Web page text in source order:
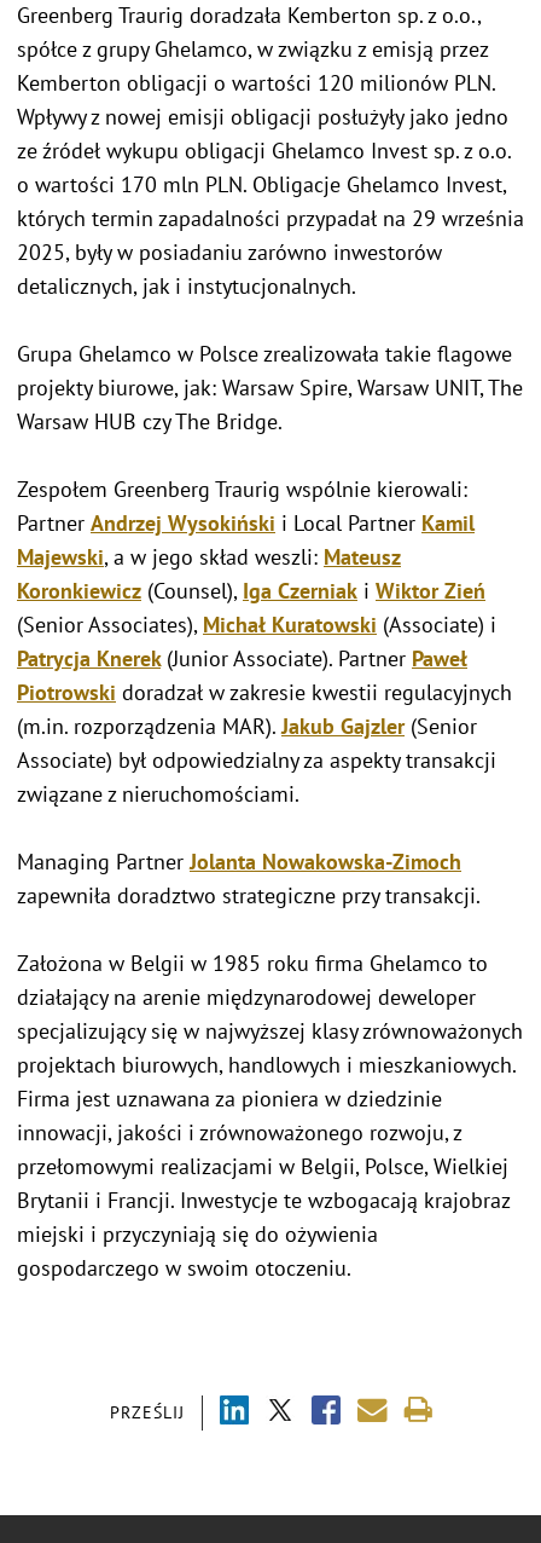
PRZEŚLIJ
Greenberg Traurig doradzała Kemberton sp. z o.o.,
spółce z grupy Ghelamco, w związku z emisją przez
Kemberton obligacji o wartości 120 milionów PLN.
Wpływy z nowej emisji obligacji posłużyły jako jedno
ze źródeł wykupu obligacji Ghelamco Invest sp. z o.o.
o wartości 170 mln PLN. Obligacje Ghelamco Invest,
których termin zapadalności przypadał na 29 września
2025, były w posiadaniu zarówno inwestorów
detalicznych, jak i instytucjonalnych.
Grupa Ghelamco w Polsce zrealizowała takie flagowe
projekty biurowe, jak: Warsaw Spire, Warsaw UNIT, The
Warsaw HUB czy The Bridge.
Zespołem Greenberg Traurig wspólnie kierowali:
Partner Andrzej Wysokiński i Local Partner Kamil
Majewski, a w jego skład weszli: Mateusz
Koronkiewicz (Counsel), Iga Czerniak i Wiktor Zień
(Senior Associates), Michał Kuratowski (Associate) i
Patrycja Knerek (Junior Associate). Partner Paweł
Piotrowski doradzał w zakresie kwestii regulacyjnych
(m.in. rozporządzenia MAR).Jakub Gajzler(Senior
Associate) był odpowiedzialny za aspekty transakcji
związane z nieruchomościami.
Managing PartnerJolanta Nowakowska-Zimoch
zapewniła doradztwo strategiczne przy transakcji.
Założona w Belgii w 1985 roku firma Ghelamco to
działający na arenie międzynarodowej deweloper
specjalizujący się w najwyższej klasy zrównoważonych
projektach biurowych, handlowych i mieszkaniowych.
Firma jest uznawana za pioniera w dziedzinie
innowacji, jakości i zrównoważonego rozwoju, z
przełomowymi realizacjami w Belgii, Polsce, Wielkiej
Brytanii i Francji. Inwestycje te wzbogacają krajobraz
miejski i przyczyniają się do ożywienia
gospodarczego w swoim otoczeniu.